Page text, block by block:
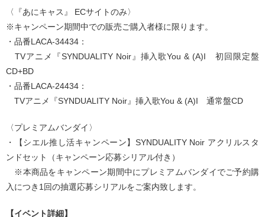
〈『あにキャス』 ECサイトのみ〉
※キャンペーン期間中での販売ご購入者様に限ります。
・品番LACA-34434：
TVアニメ『SYNDUALITY Noir』挿入歌You & (A)I 初回限定盤
CD+BD
・品番LACA-24434：
TVアニメ『SYNDUALITY Noir』挿入歌You & (A)I 通常盤CD
〈プレミアムバンダイ〉
・【シエル推し活キャンペーン】SYNDUALITY Noir アクリルスタ
ンドセット（キャンペーン応募シリアル付き）
※本商品をキャンペーン期間中にプレミアムバンダイでご予約購
入につき1回の抽選応募シリアルをご案内致します。
【イベント詳細】